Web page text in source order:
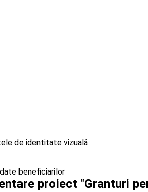
de identitate vizuală
beneficiarilor
proiect "Granturi